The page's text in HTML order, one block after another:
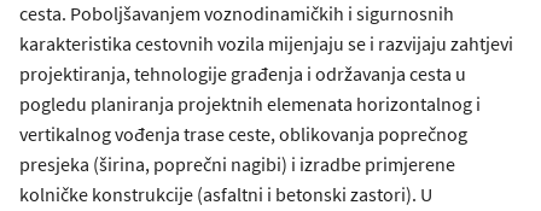
cesta. Poboljšavanjem voznodinamičkih i sigurnosnih
karakteristika cestovnih vozila mijenjaju se i razvijaju zahtjevi
projektiranja, tehnologije građenja i održavanja cesta u
pogledu planiranja projektnih elemenata horizontalnog i
vertikalnog vođenja trase ceste, oblikovanja poprečnog
presjeka (širina, poprečni nagibi) i izradbe primjerene
kolničke konstrukcije (asfaltni i betonski zastori). U